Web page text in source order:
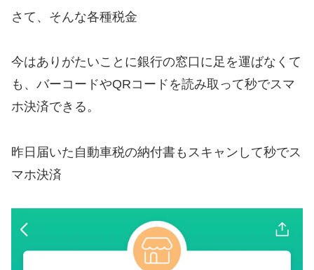
さて、そんな各種税金
今はありがたいことに銀行の窓口に足を運ばなくて
も、バーコードやQRコードを読み取って秒でスマ
ホ決済できる。
昨日届いた自動車税の納付書もスキャンして秒でス
マホ決済